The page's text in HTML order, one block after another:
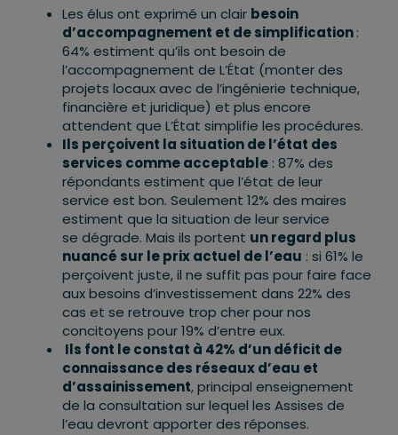
Les élus ont exprimé un clair besoin
d’accompagnement et de simplification:
64% estiment qu’ils ont besoin de
l’accompagnement de L’État (monter des
projets locaux avec de l’ingénierie technique,
financière et juridique) et plus encore
attendent que L’État simplifie les procédures.
Ils perçoivent la situation de l’état des
services comme acceptable : 87% des
répondants estiment que l’état de leur
service est bon. Seulement 12% des maires
estiment que la situation de leur service
se dégrade. Mais ils portent un regard plus
nuancé sur le prix actuel de l’eau : si 61% le
perçoivent juste, il ne suffit pas pour faire face
aux besoins d’investissement dans 22% des
cas et se retrouve trop cher pour nos
concitoyens pour 19% d’entre eux.
Ils font le constat à 42% d’un déficit de
connaissance des réseaux d’eau et
d’assainissement, principal enseignement
de la consultation sur lequel les Assises de
l’eau devront apporter des réponses.